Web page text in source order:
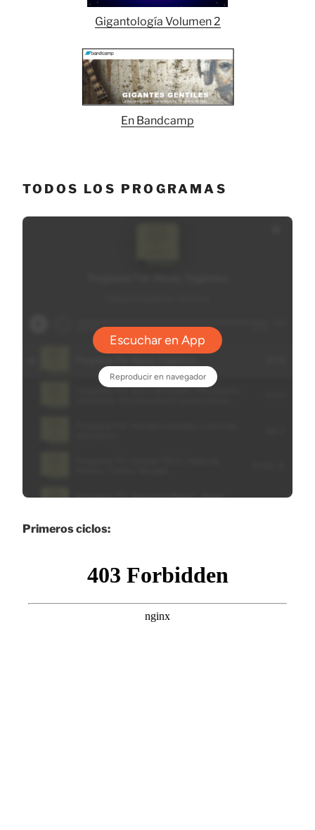
Gigantología Volumen 2
En Bandcamp
TODOS LOS PROGRAMAS
Primeros ciclos: